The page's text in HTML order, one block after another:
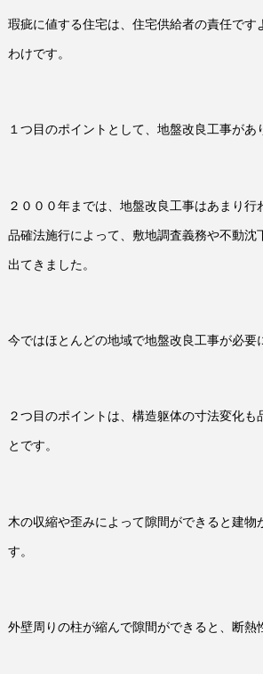
瑕疵に値する住宅は、住宅供給者の責任です
わけです。
１つ目のポイントとして、地盤改良工事があ
２０００年までは、地盤改良工事はあまり行
品確法施行によって、敷地調査義務や不動沈
出てきました。
今ではほとんどの地域で地盤改良工事が必要
２つ目のポイントは、構造躯体の寸法変化も
とです。
木の収縮や歪みによって隙間ができると建物
す。
外壁周りの柱が縮んで隙間ができると、断熱